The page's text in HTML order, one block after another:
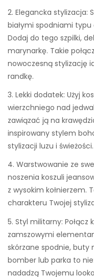
2. Elegancka stylizacja:
białymi spodniami typu
Dodaj do tego szpilki,
marynarkę. Takie
nowoczesną stylizację
randkę.
3. Lekki dodatek: Użyj
wierzchniego nad
zawiązać ją na
inspirowany stylem
stylizacji luzu i świeżości.
4. Warstwowanie ze
noszenia koszuli
z wysokim kołnierzem.
charakteru Twojej
5. Styl militarny: Połącz
zamszowymi
skórzane spodnie,
bomber lub parka to
nadadzą Twojemu